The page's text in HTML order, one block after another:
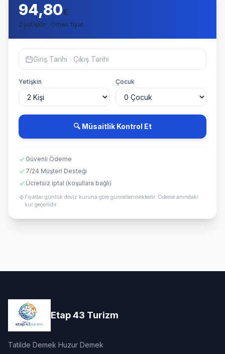
94,80€
2 yetişkin · Örnek fiyat
Giriş Tarihi Çıkış Tarihi
Yetişkin Çocuk
🔍 Müsaitlik Kontrol Et
Güvenli Ödeme
7/24 Müşteri Desteği
Ücretsiz iptal (koşullara bağlı)
Fiyatlar günlük döviz kuruna göre güncellenmektedir. Ödeme anındaki
kur geçerlidir.
Etap 43 Turizm
Tatilde Demek Huzur Demek